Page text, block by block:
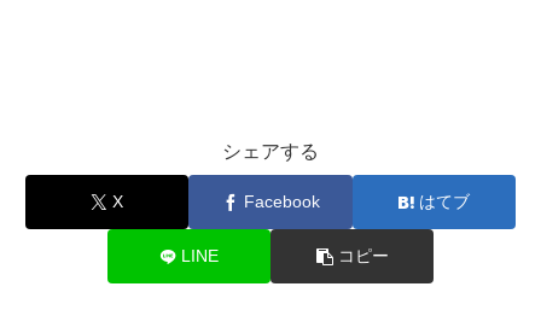
シェアする
X Facebook はてブ
LINE コピー